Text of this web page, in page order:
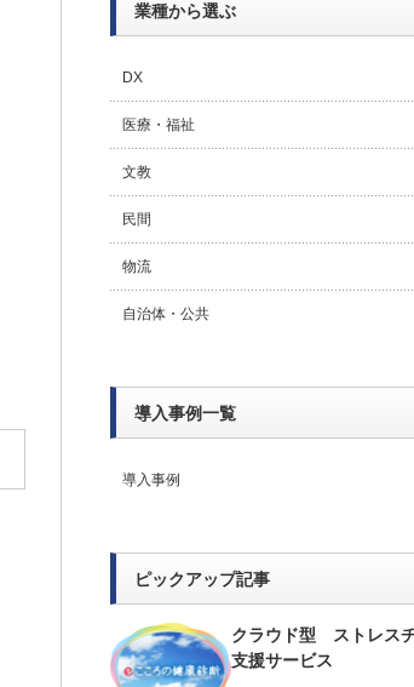
業種から選ぶ
DX
医療・福祉
文教
民間
物流
自治体・公共
導入事例一覧
導入事例
ピックアップ記事
クラウド型 ストレス
支援サービス